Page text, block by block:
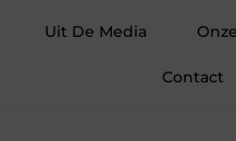
eindeloos blokken
Uit De Media
Contact